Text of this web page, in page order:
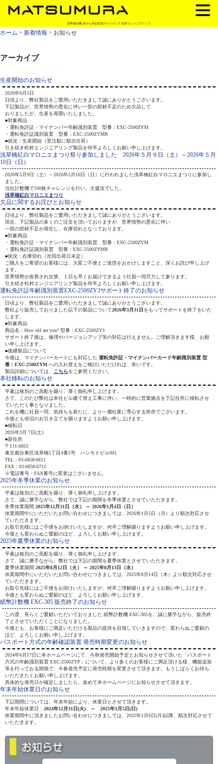
紙幣鑑別機/真がん判定装置のパイオニア 松村エンジニアリング
ホーム > 新着情報 > お知らせ
アーカイブ
生産開始のお知らせ
2026年6月5日
日頃より、弊社製品をご愛用いただきまして誠にありがとうございます。
下記製品が、世界情勢の悪化に伴い一部の部材不足のため欠品して
おりましたが、生産を再開いたしました。
■対象商品
・運転免許証・マイナンバー年齢識別装置 型番：EXC-2500ZYM
・運転免許証識別装置 型番：EXC-2500ZYMR
■状況：生産開始（受注順に順次出荷）
引き続き松村エンジニアリング製品を何卒よろしくお願い申し上げます。
浅草橋紅白マロニエまつり祭り参加しました 2026年５月９日（土）～2026年５月
10日（日）
2026年5月9日（土）～2026年5月10日（日）に行われました浅草橋紅白マロニエまつりに参加し
ました。
当社計数機で100枚チャレンジを行い、大盛況でした。
浅草橋紅白マロニエまつり
欠品に関するお詫びとお知らせ
日頃より、弊社製品をご愛用いただきまして誠にありがとうございます。
現在、下記製品の多くのご注文を頂いておりますが、世界情勢の悪化に伴い
一部の部材不足が発生し、在庫切れとなっております。
■対象商品
・運転免許証・マイナンバー年齢識別装置 型番：EXC-2500ZYM
・運転免許証識別装置 型番：EXC-2500ZYMR
■状況：在庫切れ（次回出荷日未定）
ご購入をご希望のお客様には、大変ご不便とご迷惑をおかけしますこと、深くお詫び申し上げ
ます。
世界情勢が改善され次第、１日も早くお届けできるよう社員一同尽力して参ります。
引き続き松村エンジニアリング製品を何卒よろしくお願い申し上げます。
運転免許証年齢識別装置EXC-2500ZY3サポート終了のお知らせ
日頃より、弊社製品をご愛用いただきまして誠にありがとうございます。
弊社より販売しておりました以下の製品について2026年3月31日 をもってサポートを終了をいた
します。
■対象商品
商品名：How old are you? 型番：EXC-2500ZY3
サポート終了後は、修理やバージョンアップ等の対応は行えません。ご理解頂きます様、お願
い申し上げます。
■後継製品について
今後は、マイナンバーカードにも対応した 運転免許証・マイナンバーカード年齢識別装置 型
番：EXC-2500ZYM への入れ替えをご検討いただければ、幸いです。
製品詳細については、 こちらをご参照ください。
本社移転のお知らせ
平素は格別のご高配を賜り、厚く御礼申し上げます。
さて、このたび弊社は本社ビル建て替え工事に伴い、一時的に営業拠点を下記住所に移転させ
ていただく事となりました。
これを機に社員一同、気持ちを新たに、より一層社業に専心する所存でございます。
今後とも倍旧のお引き立てを賜りますようお願い申し上げます。
■移転日
2026年3月 7日(土)
■新住所
〒111-0053
東京都台東区浅草橋5丁目4番5号 ハシモトビル901
TEL：03-6858-6611
FAX：03-6858-6711
※電話番号・FAX番号に変更はございません。
2025年冬季休業のお知らせ
平素は格別のご高配を賜り、厚く御礼申し上げます。
さて、誠に勝手ながら、弊社では下記の期間を冬季休業とさせていただきます。
冬季休業期間 2025年12月31日（水） ～ 2026年1月4日（日）
休業期間中にいただいたお問い合わせにつきましては、2026年1月5日（月）より順次対応させ
ていただきます。
お取引先様にはご不便をお掛けいたしますが、何卒ご理解賜りますようお願い申し上げます。
今後とも変わらぬご愛顧のほど、よろしくお願い申し上げます。
2025年夏季休業のお知らせ
平素は格別のご高配を賜り、厚く御礼申し上げます。
さて、誠に勝手ながら、弊社では下記の期間を夏季休業とさせていただきます。
夏季休業期間 2025年8月12日（火） ～ 2025年8月13日（水）
休業期間中にいただいたお問い合わせにつきましては、2025年8月14日（木）より順次対応させ
ていただきます。
お取引先様にはご不便をお掛けいたしますが、何卒ご理解賜りますようお願い申し上げます。
今後とも変わらぬご愛顧のほど、よろしくお願い申し上げます。
紙幣計数機 EXC-305 販売終了のお知らせ
この度、長らくご愛顧いただいておりました 紙幣計数機 EXC-305を、誠に勝手ながら、販売終
了とさせていただくことになりました。
今後とも、お客様にご満足いただける製品の提供を目指していきますので、変わらぬご愛顧の
ほど、よろしくお願い申し上げます。
パスポート方式の年齢確認装置 発売時期変更のお知らせ
2024年6月17日に本ホームページにて、今秋発売開始予定とお知らせさせて頂いた「パスポート
方式の年齢識別装置 EXC-2500ZYP」について、より多くのお客様にご満足頂ける様、機能追加
等を行っておる関係で、今春発売予定に発売時期を変更させて頂きます。もうしばらくお待ち
いただきたくお願い申し上げます。
具体的な発売日が確定しましたら、改めて本ホームページにお知らせさせて頂きます。
年末年始休業日のお知らせ
下記期間については、年末年始により、休業日とさせて頂きます。
年末年始休業日： 2024年12月31日(火) ～ 2025年1月5日(日)
休業期間中に頂きましたお問い合わせにつきましては、2025年1月6日(月)以降、順次対応させて
いただきます。